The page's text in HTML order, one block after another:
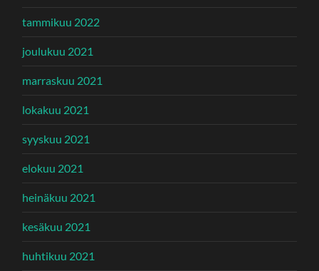
tammikuu 2022
joulukuu 2021
marraskuu 2021
lokakuu 2021
syyskuu 2021
elokuu 2021
heinäkuu 2021
kesäkuu 2021
huhtikuu 2021